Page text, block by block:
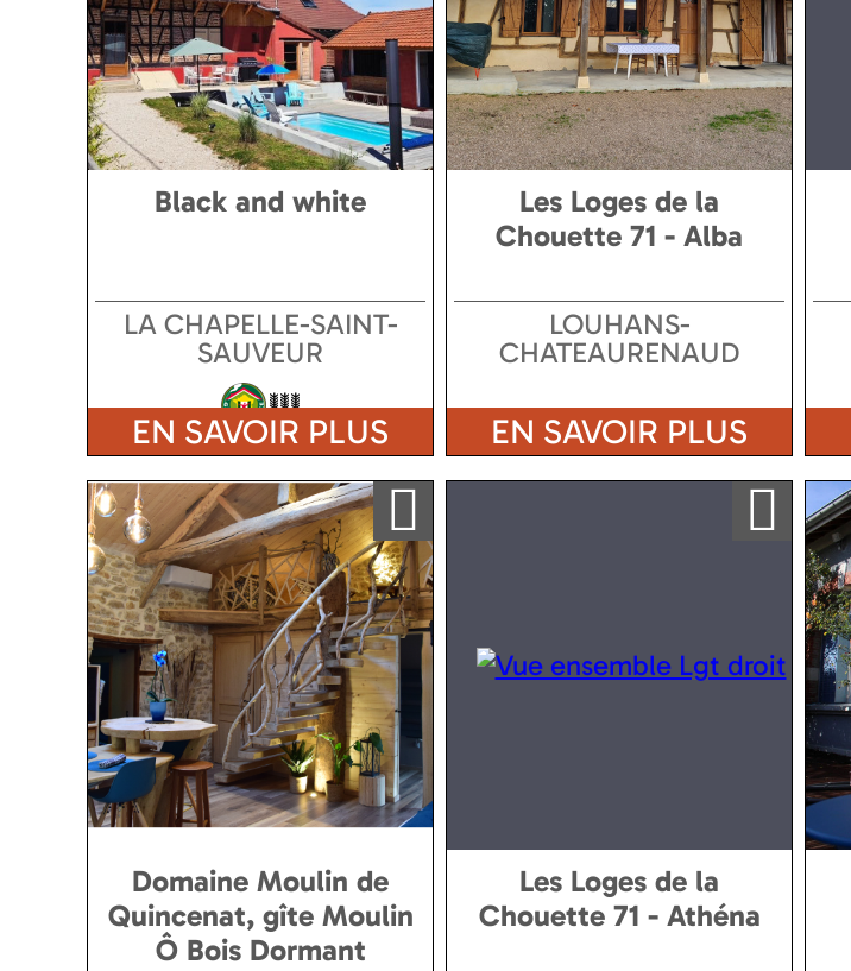
Black and white
LA CHAPELLE-SAINT-
SAUVEUR
EN SAVOIR PLUS
Les Loges de la
Chouette 71 - Alba
LOUHANS-
CHATEAURENAUD
EN SAVOIR PLUS
Ajouter a ma sélection
Domaine Moulin de
Quincenat, gîte Moulin
Ô Bois Dormant
Ajouter a ma sélection
Les Loges de la
Chouette 71 - Athéna